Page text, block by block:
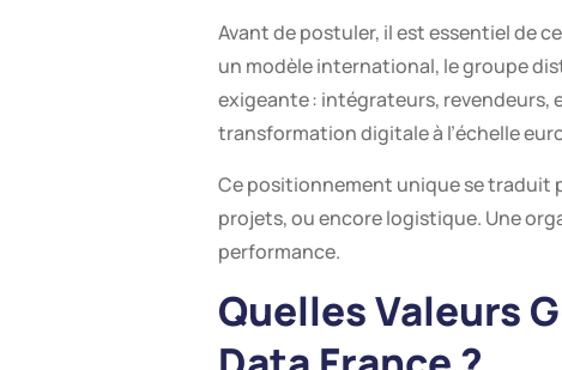
Avant de postuler, il est essentiel de
un modèle international, le groupe
exigeante : intégrateurs, revendeurs,
transformation digitale à l’échelle
Ce positionnement unique se traduit
projets, ou encore logistique. Une
performance.
Quelles Valeurs